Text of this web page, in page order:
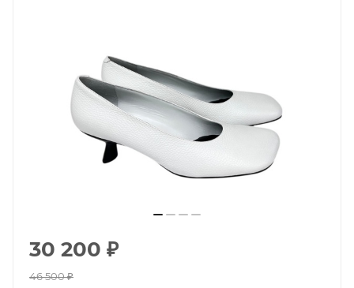
30 200 ₽
46 500₽